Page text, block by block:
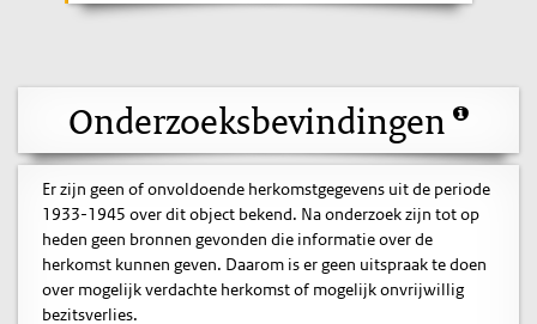
Onderzoeksbevindingen
Er zijn geen of onvoldoende herkomstgegevens uit de periode
1933-1945 over dit object bekend. Na onderzoek zijn tot op
heden geen bronnen gevonden die informatie over de
herkomst kunnen geven. Daarom is er geen uitspraak te doen
over mogelijk verdachte herkomst of mogelijk onvrijwillig
bezitsverlies.